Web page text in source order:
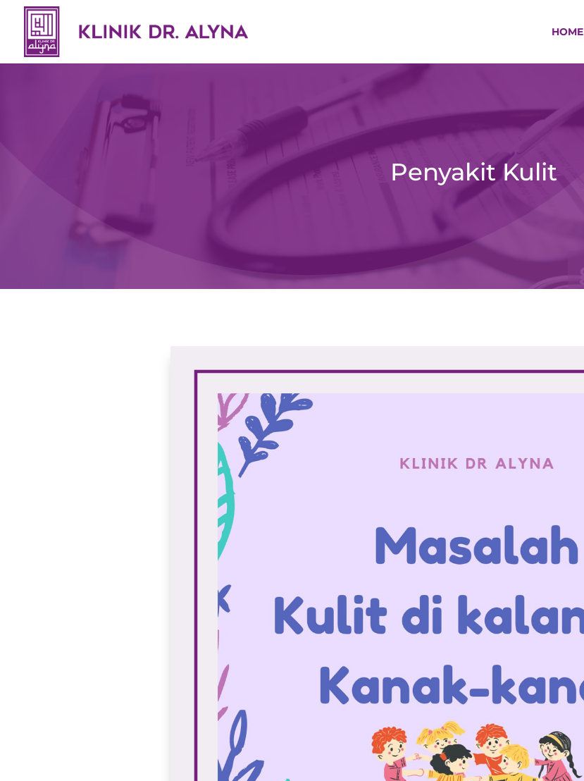
HOME
Penyakit Kulit